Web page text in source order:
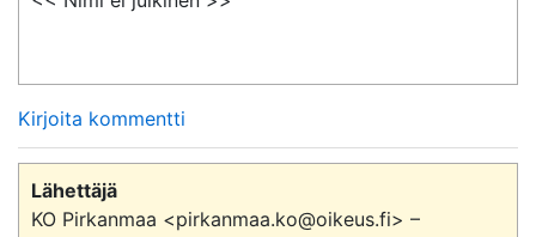
Kirjoita kommentti
Lähettäjä
KO Pirkanmaa <pirkanmaa.ko@oikeus.fi> –